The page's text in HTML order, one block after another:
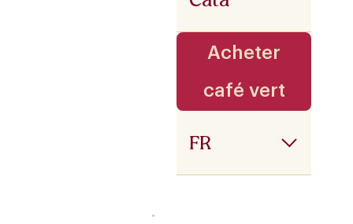
Acheter
café vert
FR